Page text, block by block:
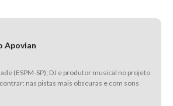
Apovian
(ESPM-SP); DJ e produtor musical no projeto
nas pistas mais obscuras e com sons